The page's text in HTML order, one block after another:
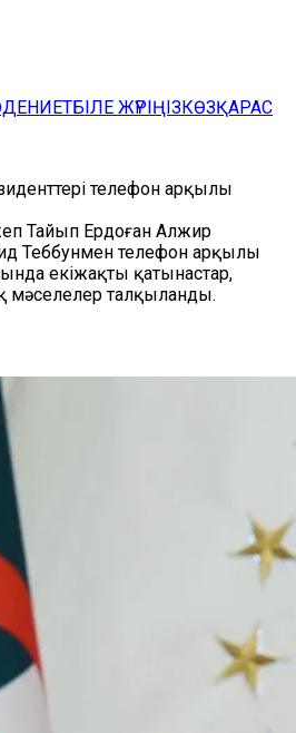
БІЛЕ ЖҮРІҢІЗКӨЗҚАРАС
телефон арқылы
Тайып Ердоған Алжир
Теббунмен телефон арқылы
екіжақты қатынастар,
мәселелер талқыланды.